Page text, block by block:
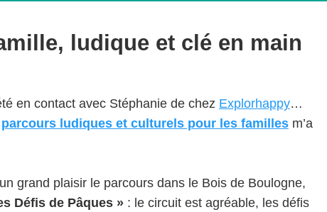
ludique et clé en main
en contact avec Stéphanie de chez Explorhappy…
parcours ludiques et culturels pour les famillesm’a
grand plaisir le parcours dans le Bois de Boulogne,
Défis de Pâques »: le circuit est agréable, les défis